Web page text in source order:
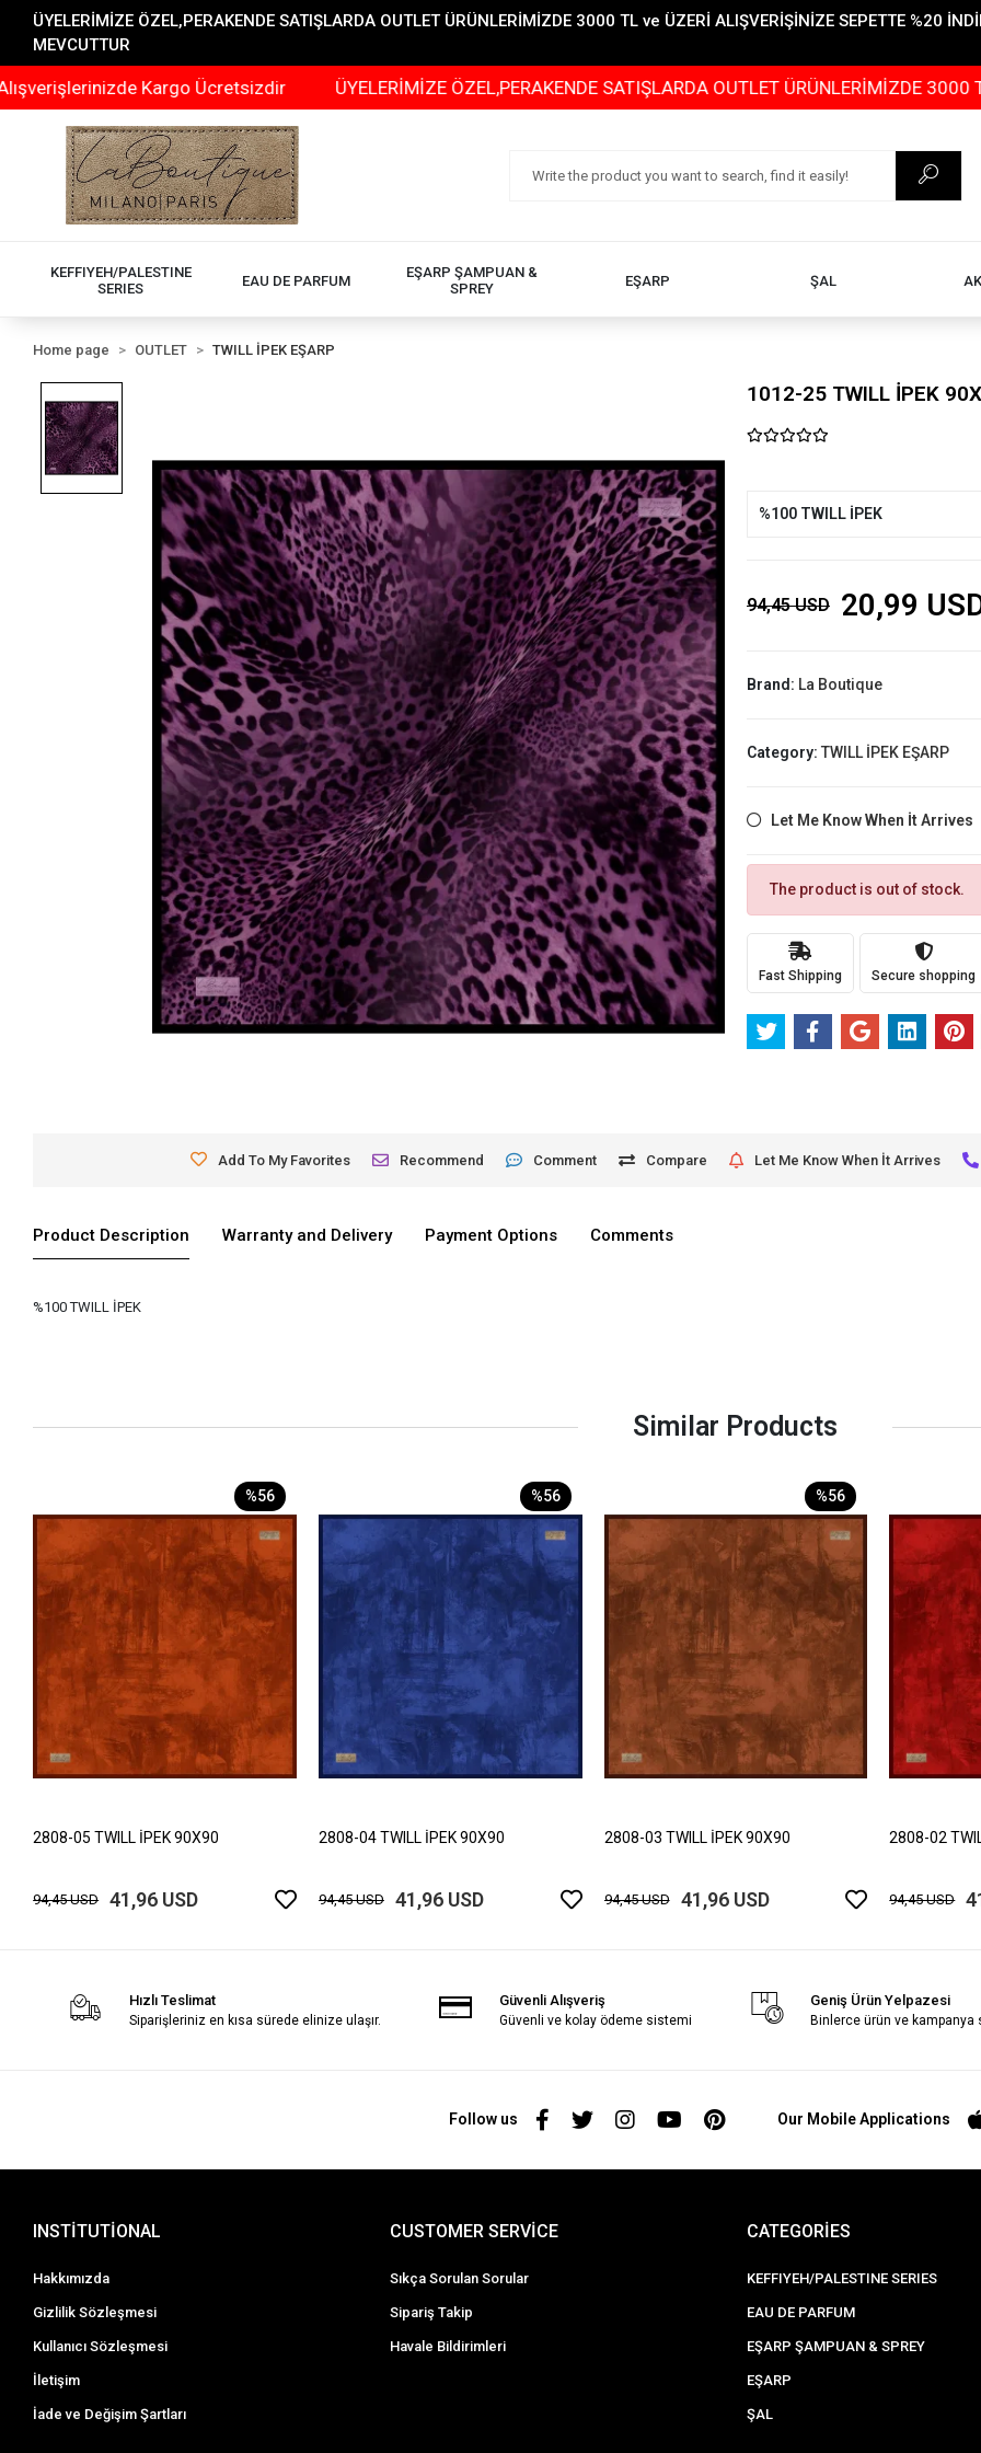
ÜYELERİMİZE ÖZEL,PERAKENDE SATIŞLARDA OUTLET ÜRÜNLERİMİZDE 3000 TL ve ÜZERİ ALIŞVERİŞİNİZE SEPETTE %20
MEVCUTTUR
Kargo Ücretsizdir ÜYELERİMİZE ÖZEL,PERAKENDE SATIŞLARDA OUTLET ÜRÜNLERİMİZDE 3000 TL ve
KEFFIYEH/PALESTINE
SERIES
EAU DE PARFUM
EŞARP ŞAMPUAN &
SPREY
EŞARP ŞAL
Home page OUTLET TWILL İPEK EŞARP
1012-25 TWILL İPEK
%100 TWILL İPEK
94,45 USD 20,99
Brand: La Boutique
Category: TWILL İPEK EŞARP
Let Me Know When İt Arrives
The product is out of stock.
Fast Shipping Secure shopping
Add To My Favorites Recommend Comment Compare Let Me Know When İt Arrives
Product Description Warranty and Delivery Payment Options Comments
%100 TWILL İPEK
Similar Products
%56
2808-05 TWILL İPEK 90X90
94,45 USD 41,96 USD
%56
2808-04 TWILL İPEK 90X90
94,45 USD 41,96 USD
%56
2808-03 TWILL İPEK 90X90
94,45 USD 41,96 USD
2808-02
94,45 USD
Hızlı Teslimat
Siparişleriniz en kısa sürede elinize ulaşır.
Güvenli Alışveriş
Güvenli ve kolay ödeme sistemi
Geniş Ürün Yelpazesi
Binlerce ürün ve kampanya
Follow us Our Mobile Applications
INSTİTUTİONAL
Hakkımızda
Gizlilik Sözleşmesi
Kullanıcı Sözleşmesi
İletişim
İade ve Değişim Şartları
CUSTOMER SERVİCE
Sıkça Sorulan Sorular
Sipariş Takip
Havale Bildirimleri
CATEGORİES
KEFFIYEH/PALESTINE SERIES
EAU DE PARFUM
EŞARP ŞAMPUAN & SPREY
EŞARP
ŞAL